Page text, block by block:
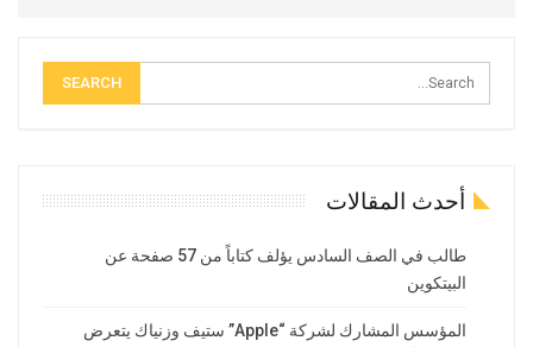
أحدث المقالات
طالب في الصف السادس يؤلف كتاباً من 57 صفحة عن
البيتكوين
المؤسس المشارك لشركة “Apple” ستيف وزنياك يتعرض